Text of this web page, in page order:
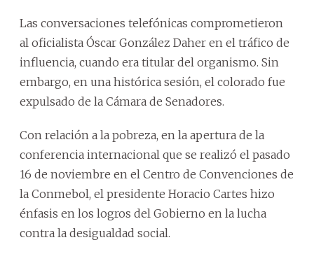
Las conversaciones telefónicas comprometieron
al oficialista Óscar González Daher en el tráfico de
influencia, cuando era titular del organismo. Sin
embargo, en una histórica sesión, el colorado fue
expulsado de la Cámara de Senadores.
Con relación a la pobreza, en la apertura de la
conferencia internacional que se realizó el pasado
16 de noviembre en el Centro de Convenciones de
la Conmebol, el presidente Horacio Cartes hizo
énfasis en los logros del Gobierno en la lucha
contra la desigualdad social.